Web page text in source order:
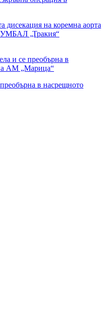
дисекация на коремна аорта
УМБАЛ „Тракия“
в насрещното